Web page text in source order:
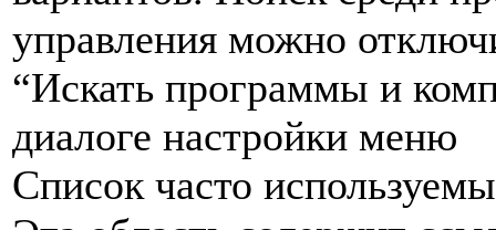
управления можно
“Искать программы и
диалоге настройки меню
Список часто